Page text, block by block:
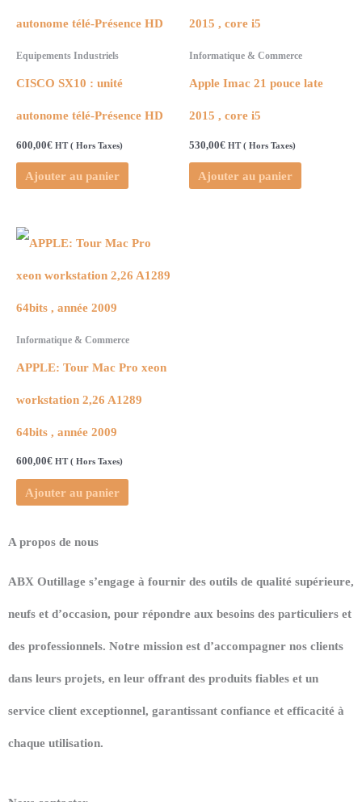
Equipements Industriels
CISCO SX10 : unité
autonome télé-Présence HD
600,00€ HT ( Hors Taxes)
Ajouter au panier
Informatique & Commerce
Apple Imac 21 pouce late
2015 , core i5
530,00€ HT ( Hors Taxes)
Ajouter au panier
Informatique & Commerce
APPLE: Tour Mac Pro xeon
workstation 2,26 A1289
64bits , année 2009
600,00€ HT ( Hors Taxes)
Ajouter au panier
A propos de nous
ABX Outillage s’engage à fournir des outils de qualité supérieure,
neufs et d’occasion, pour répondre aux besoins des particuliers et
des professionnels. Notre mission est d’accompagner nos clients
dans leurs projets, en leur offrant des produits fiables et un
service client exceptionnel, garantissant confiance et efficacité à
chaque utilisation.